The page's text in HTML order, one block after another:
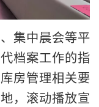
集中晨会等平
档案工作的指
房管理相关要
，滚动播放宣